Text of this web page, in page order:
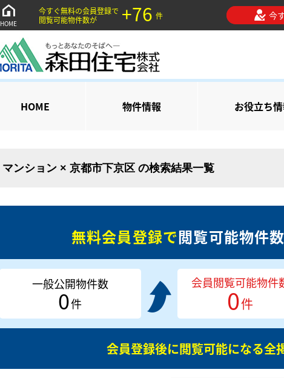
HOME
今すぐ無料の会員登録で
閲覧可能物件数が
+76 件 今
HOME 物件情報 お役立ち
マンション × 京都市下京区 の検索結果一覧
無料会員登録で閲覧可能物件
一般公開物件数
0件
会員閲覧可能物件
0件
会員登録後に閲覧可能になる全